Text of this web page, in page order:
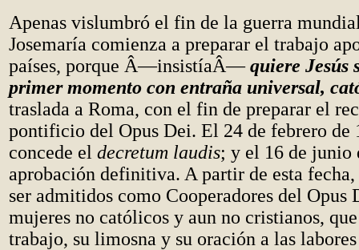
Apenas vislumbró el fin de la guerra
Josemaría comienza a preparar el trabajo
países, porque Â—insistíaÂ—quiere Jesús
primer momento con entraña universal,
traslada a Roma, con el fin de preparar el
pontificio del Opus Dei. El 24 de febrero de
concede el decretum laudis; y el 16 de junio
aprobación definitiva. A partir de esta
ser admitidos como Cooperadores del Opus
mujeres no católicos y aun no cristianos,
trabajo, su limosna y su oración a las